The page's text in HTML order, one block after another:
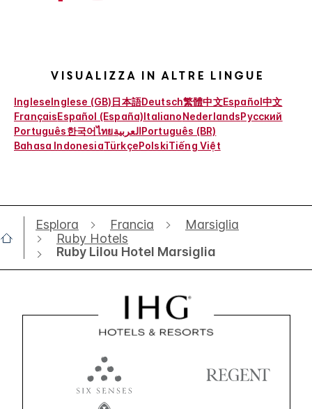
Visualizza in altre lingue
IngleseInglese (GB)日本語Deutsch繁體中文Español中文
FrançaisEspañol (España)ItalianoNederlandsРусский
Português한국어ไทยالعربيةPortuguês (BR)
Bahasa IndonesiaTürkçePolskiTiếng Việt
Esplora Francia
Marsiglia
Ruby Hotels
Ruby Lilou Hotel Marsiglia